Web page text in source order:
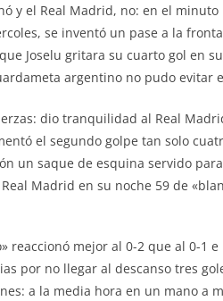
y el Real Madrid, no: en el
se inventó un pase a la
Joselu gritara su cuarto gol en
argentino no pudo evitar
dio tranquilidad al Real
el segundo golpe tan solo
un saque de esquina servido
Madrid en su noche 59 de
reaccionó mejor al 0-2 que al 0-
por no llegar al descanso tres
a la media hora en un mano a